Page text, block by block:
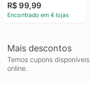
R$ 99,99
Encontrado em 4 lojas
Mais descontos
Temos cupons
online.